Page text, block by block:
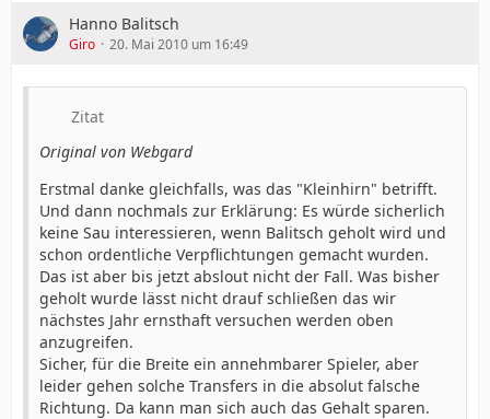
Hanno Balitsch
Giro 20. Mai 2010 um 16:49
Zitat
Original von Webgard
Erstmal danke gleichfalls, was das "Kleinhirn" betrifft.
Und dann nochmals zur Erklärung: Es würde sicherlich
keine Sau interessieren, wenn Balitsch geholt wird und
schon ordentliche Verpflichtungen gemacht wurden.
Das ist aber bis jetzt abslout nicht der Fall. Was bisher
geholt wurde lässt nicht drauf schließen das wir
nächstes Jahr ernsthaft versuchen werden oben
anzugreifen.
Sicher, für die Breite ein annehmbarer Spieler, aber
leider gehen solche Transfers in die absolut falsche
Richtung. Da kann man sich auch das Gehalt sparen.